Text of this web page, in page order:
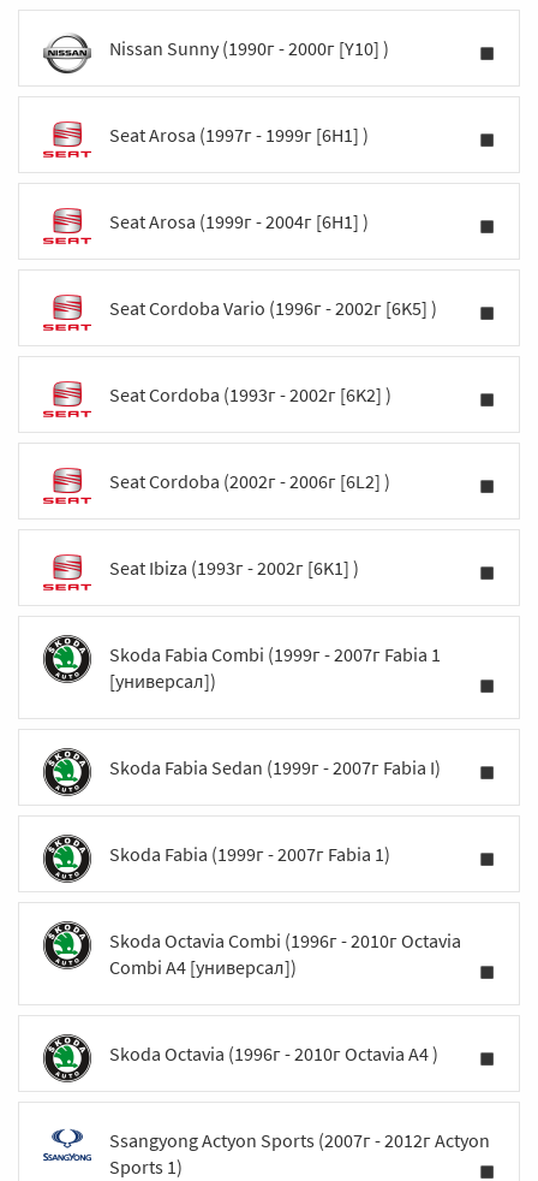
Nissan Sunny (1990г - 2000г [Y10] )
Seat Arosa (1997г - 1999г [6H1] )
Seat Arosa (1999г - 2004г [6H1] )
Seat Cordoba Vario (1996г - 2002г [6K5] )
Seat Cordoba (1993г - 2002г [6K2] )
Seat Cordoba (2002г - 2006г [6L2] )
Seat Ibiza (1993г - 2002г [6K1] )
Skoda Fabia Combi (1999г - 2007г Fabia 1
[универсал])
Skoda Fabia Sedan (1999г - 2007г Fabia I)
Skoda Fabia (1999г - 2007г Fabia 1)
Skoda Octavia Combi (1996г - 2010г Octavia
Combi А4 [универсал])
Skoda Octavia (1996г - 2010г Octavia А4 )
Ssangyong Actyon Sports (2007г - 2012г Actyon
Sports 1)